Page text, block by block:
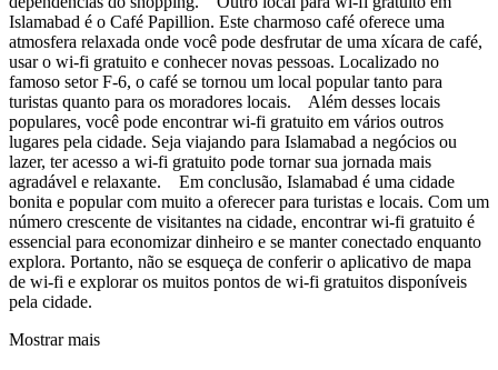
Islamabad é o Café Papillion. Este charmoso café oferece uma
atmosfera relaxada onde você pode desfrutar de uma xícara de café,
usar o wi-fi gratuito e conhecer novas pessoas. Localizado no
famoso setor F-6, o café se tornou um local popular tanto para
turistas quanto para os moradores locais. Além desses locais
populares, você pode encontrar wi-fi gratuito em vários outros
lugares pela cidade. Seja viajando para Islamabad a negócios ou
lazer, ter acesso a wi-fi gratuito pode tornar sua jornada mais
agradável e relaxante. Em conclusão, Islamabad é uma cidade
bonita e popular com muito a oferecer para turistas e locais. Com um
número crescente de visitantes na cidade, encontrar wi-fi gratuito é
essencial para economizar dinheiro e se manter conectado enquanto
explora. Portanto, não se esqueça de conferir o aplicativo de mapa
de wi-fi e explorar os muitos pontos de wi-fi gratuitos disponíveis
pela cidade.
Mostrar mais